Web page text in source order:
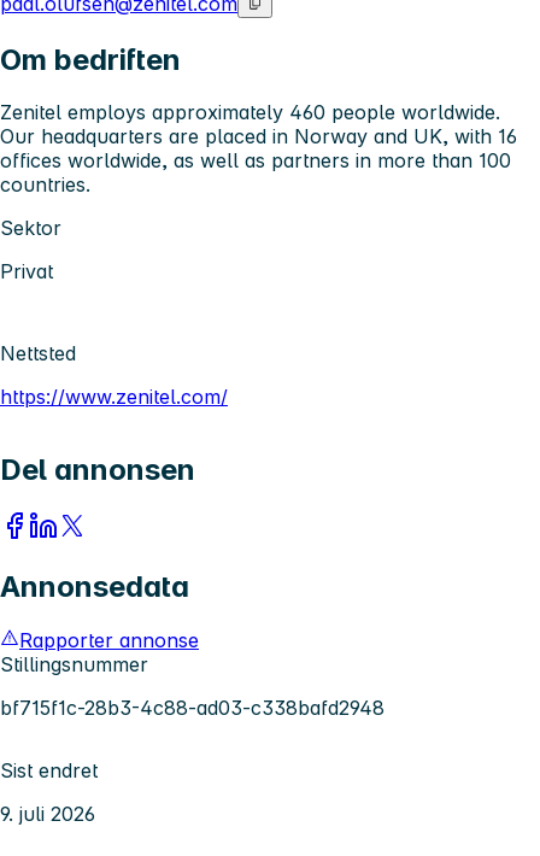
Om bedriften
Zenitel employs approximately 460 people worldwide.
Our headquarters are placed in Norway and UK, with 16
offices worldwide, as well as partners in more than 100
countries.
Sektor
Privat
Nettsted
https://www.zenitel.com/
Del annonsen
Annonsedata
Rapporter annonse
Stillingsnummer
bf715f1c-28b3-4c88-ad03-c338bafd2948
Sist endret
9. juli 2026